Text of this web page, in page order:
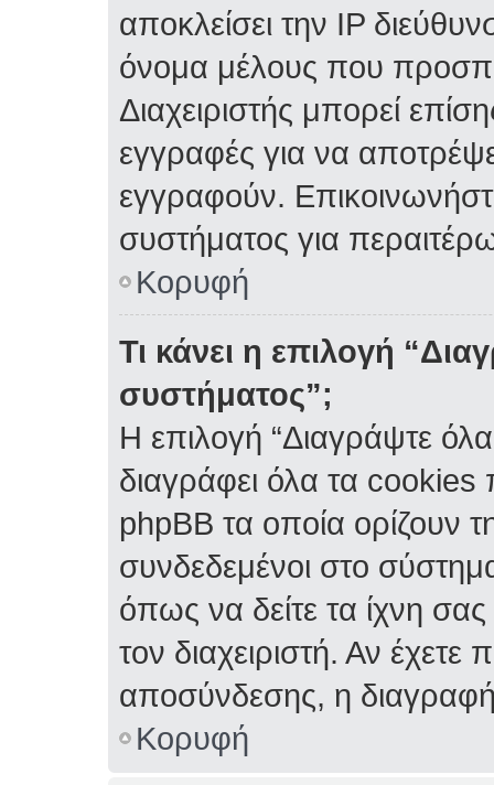
αποκλείσει την IP
όνομα μέλους που
Διαχειριστής μπορεί
εγγραφές για να
εγγραφούν.
συστήματος για
Κορυφή
Τι κάνει η επιλογή
συστήματος”;
Η επιλογή “Διαγράψτε
διαγράφει όλα τα cookies
phpBB τα οποία ορίζουν
συνδεδεμένοι στο
όπως να δείτε τα ίχνη
τον διαχειριστή. Αν
αποσύνδεσης, η
Κορυφή